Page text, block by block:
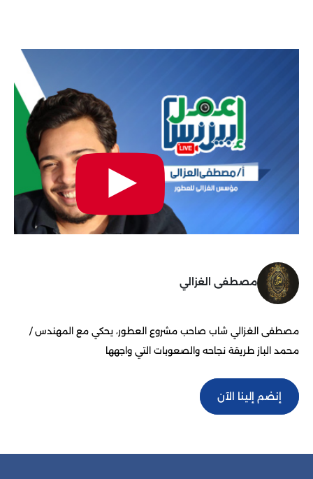
مصطفى الغزالي
مصطفى الغزالي شاب صاحب مشروع العطور، يحكي مع المهندس /
محمد الباز طريقة نجاحه والصعوبات التي واجهها
إنضم إلينا الآن